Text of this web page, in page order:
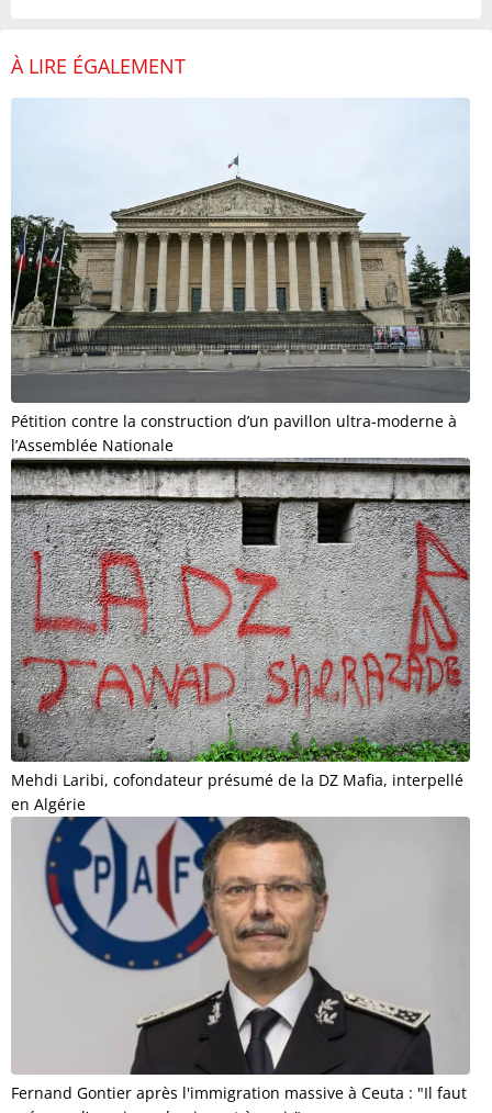
À LIRE ÉGALEMENT
Pétition contre la construction d’un pavillon ultra-moderne à
l’Assemblée Nationale
Mehdi Laribi, cofondateur présumé de la DZ Mafia, interpellé
en Algérie
Fernand Gontier après l'immigration massive à Ceuta : "Il faut